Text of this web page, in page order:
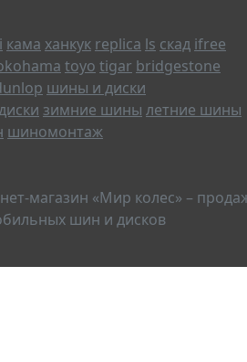
кама ханкук replica ls скад ifree
toyo tigar bridgestone
шины и диски
зимние шины летние шины
шиномонтаж
магазин «Мир колес» –
шин и дисков